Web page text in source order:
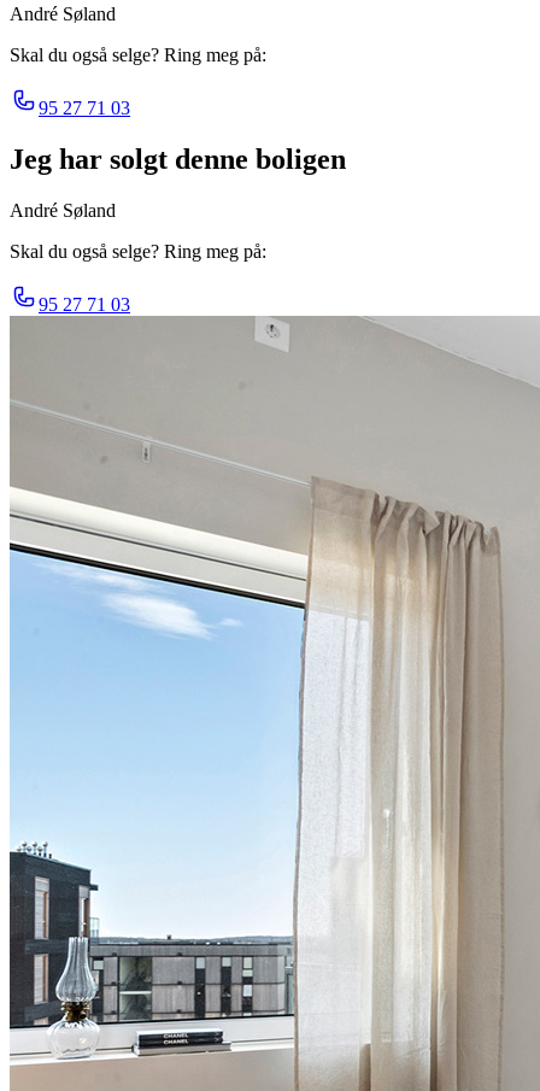
André Søland
Skal du også selge? Ring meg på:
95 27 71 03
Jeg har solgt denne boligen
André Søland
Skal du også selge? Ring meg på:
95 27 71 03